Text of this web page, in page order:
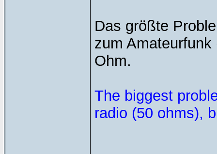
Das größte
zum
Ohm.
The biggest
radio (50 ohms),